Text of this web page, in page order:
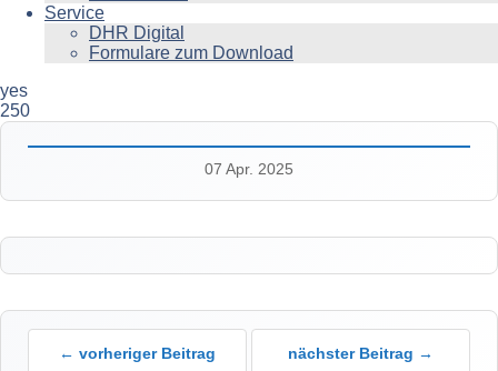
Service
DHR Digital
Formulare zum Download
yes
250
07 Apr. 2025
← vorheriger Beitrag nächster Beitrag →